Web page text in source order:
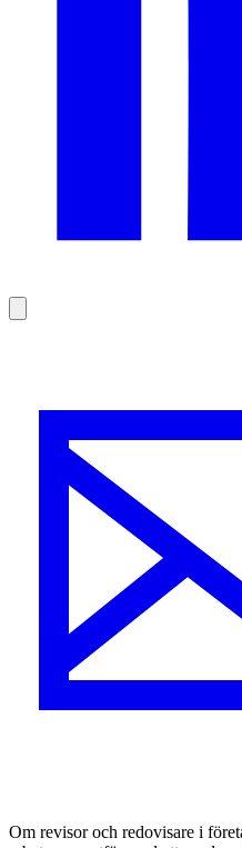
Om revisor och redovisare i